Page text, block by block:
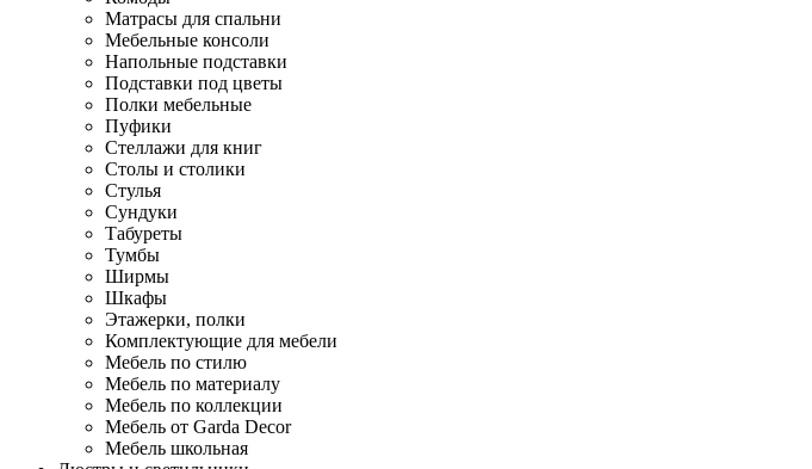
Матрасы для спальни
Мебельные консоли
Напольные подставки
Подставки под цветы
Полки мебельные
Пуфики
Стеллажи для книг
Столы и столики
Стулья
Сундуки
Табуреты
Тумбы
Ширмы
Шкафы
Этажерки, полки
Комплектующие для мебели
Мебель по стилю
Мебель по материалу
Мебель по коллекции
Мебель от Garda Decor
Мебель школьная